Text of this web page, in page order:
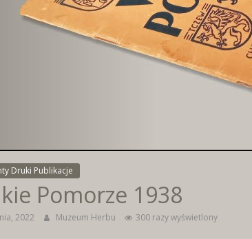
Druki Publikacje
Pomorze 1938
2022 Muzeum Herbu 300 razy wyświetlony